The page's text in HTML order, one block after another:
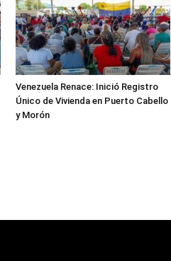
Venezuela Renace: Inició Registro
Único de Vivienda en Puerto Cabello
y Morón